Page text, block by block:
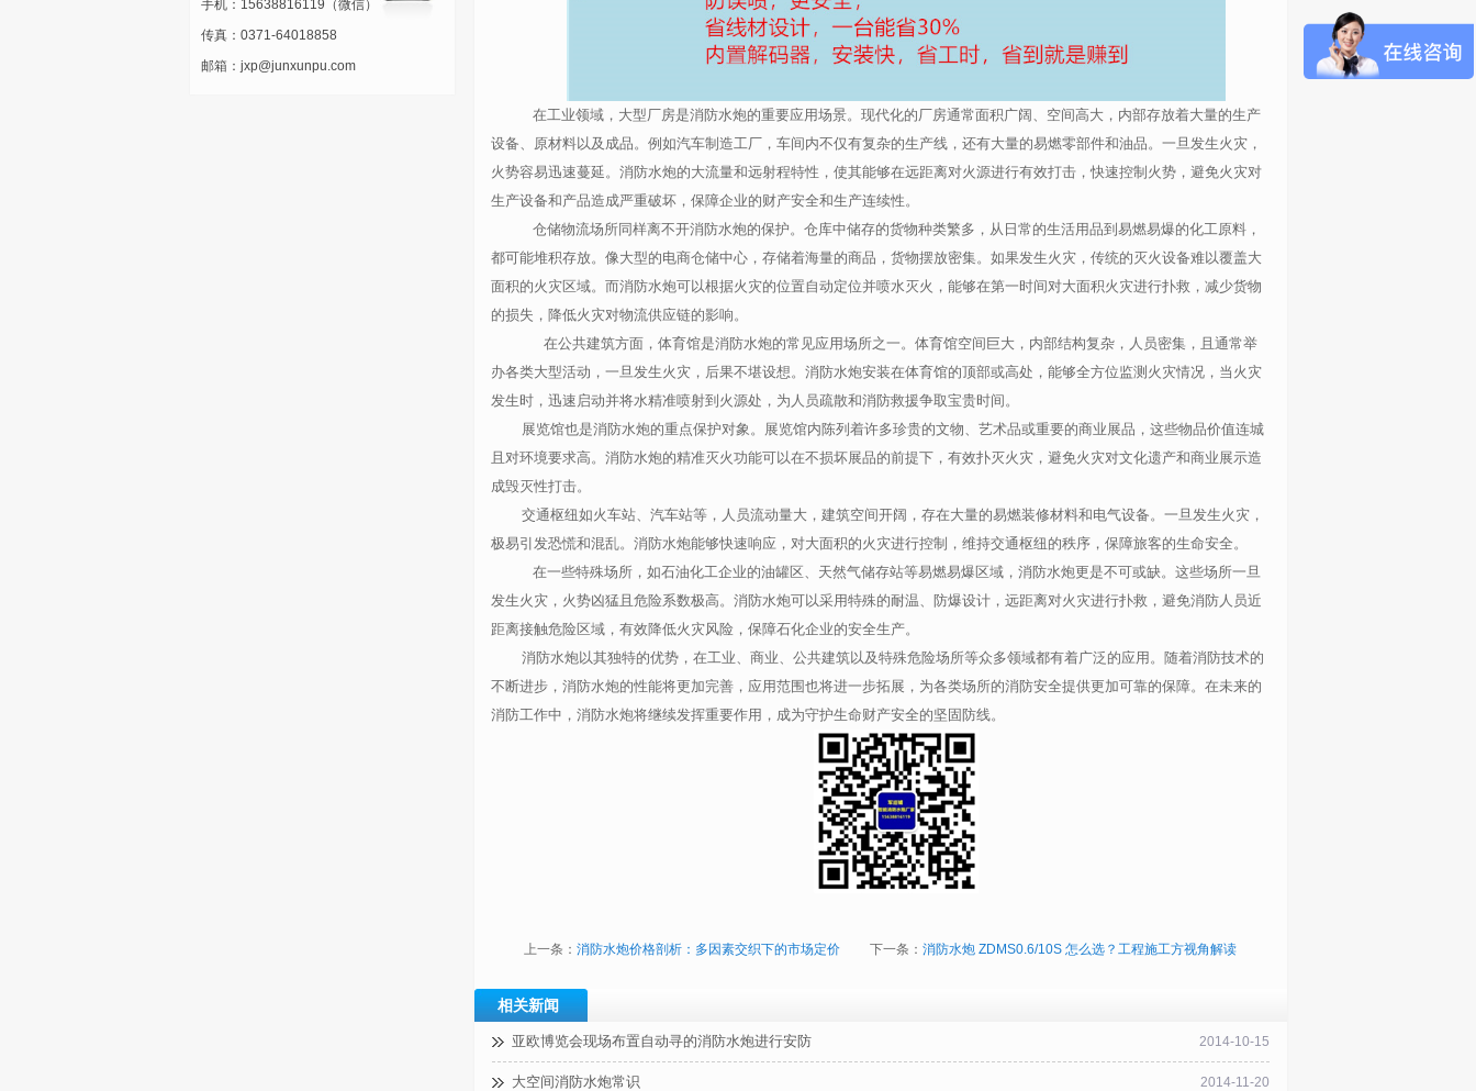
手机：15638816119（微信）
传真：0371-64018858
邮箱：jxp@junxunpu.com
在工业领域，大型厂房是消防水炮的重要应用场景。现代化的厂房通常面积广阔、空间高大，内部存放着大量的生产
设备、原材料以及成品。例如汽车制造工厂，车间内不仅有复杂的生产线，还有大量的易燃零部件和油品。一旦发生火灾，
火势容易迅速蔓延。消防水炮的大流量和远射程特性，使其能够在远距离对火源进行有效打击，快速控制火势，避免火灾对
生产设备和产品造成严重破坏，保障企业的财产安全和生产连续性。
仓储物流场所同样离不开消防水炮的保护。仓库中储存的货物种类繁多，从日常的生活用品到易燃易爆的化工原料，
都可能堆积存放。像大型的电商仓储中心，存储着海量的商品，货物摆放密集。如果发生火灾，传统的灭火设备难以覆盖大
面积的火灾区域。而消防水炮可以根据火灾的位置自动定位并喷水灭火，能够在第一时间对大面积火灾进行扑救，减少货物
的损失，降低火灾对物流供应链的影响。
在公共建筑方面，体育馆是消防水炮的常见应用场所之一。体育馆空间巨大，内部结构复杂，人员密集，且通常举
办各类大型活动，一旦发生火灾，后果不堪设想。消防水炮安装在体育馆的顶部或高处，能够全方位监测火灾情况，当火灾
发生时，迅速启动并将水精准喷射到火源处，为人员疏散和消防救援争取宝贵时间。
展览馆也是消防水炮的重点保护对象。展览馆内陈列着许多珍贵的文物、艺术品或重要的商业展品，这些物品价值连城
且对环境要求高。消防水炮的精准灭火功能可以在不损坏展品的前提下，有效扑灭火灾，避免火灾对文化遗产和商业展示造
成毁灭性打击。
交通枢纽如火车站、汽车站等，人员流动量大，建筑空间开阔，存在大量的易燃装修材料和电气设备。一旦发生火灾，
极易引发恐慌和混乱。消防水炮能够快速响应，对大面积的火灾进行控制，维持交通枢纽的秩序，保障旅客的生命安全。
在一些特殊场所，如石油化工企业的油罐区、天然气储存站等易燃易爆区域，消防水炮更是不可或缺。这些场所一旦
发生火灾，火势凶猛且危险系数极高。消防水炮可以采用特殊的耐温、防爆设计，远距离对火灾进行扑救，避免消防人员近
距离接触危险区域，有效降低火灾风险，保障石化企业的安全生产。
消防水炮以其独特的优势，在工业、商业、公共建筑以及特殊危险场所等众多领域都有着广泛的应用。随着消防技术的
不断进步，消防水炮的性能将更加完善，应用范围也将进一步拓展，为各类场所的消防安全提供更加可靠的保障。在未来的
消防工作中，消防水炮将继续发挥重要作用，成为守护生命财产安全的坚固防线。
上一条： 消防水炮价格剖析：多因素交织下的市场定价 下一条： 消防水炮 ZDMS0.6/10S 怎么选？工程施工方视角解读
相关新闻
2014-10-15
亚欧博览会现场布置自动寻的消防水炮进行安防
2014-11-20
大空间消防水炮常识